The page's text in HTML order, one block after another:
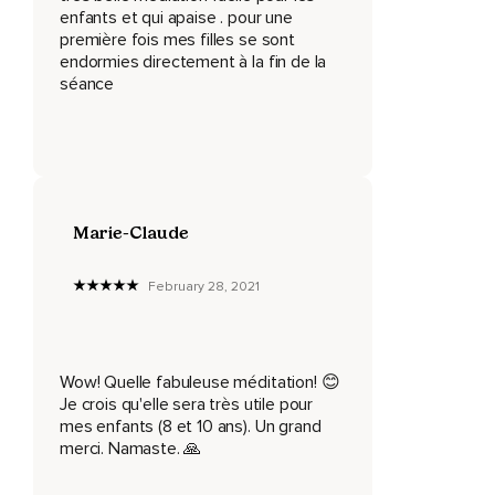
Comme quand les lumières étaient allumées.
La peur du noir est très commune.
Il y a des raisons scientifiques derrière cette peur.
Les humains ne voient pas très bien dans l'obscurité.
Ils dormaient dehors et ne pouvaient pas voir s'il y avait du
danger autour d'eux.
L'obscurité était une réelle menace à cette époque.
enfants et qui apaise . pour une
première fois mes filles se sont
endormies directement à la fin de la
séance
Marie-Claude
February 28, 2021
Wow! Quelle fabuleuse méditation! 😊
Je crois qu'elle sera très utile pour
mes enfants (8 et 10 ans). Un grand
merci. Namaste. 🙏